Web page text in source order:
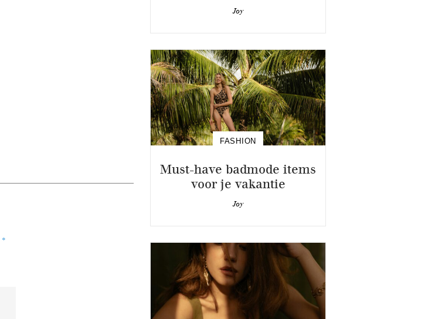
*
Joy
FASHION
Must-have badmode items
voor je vakantie
Joy